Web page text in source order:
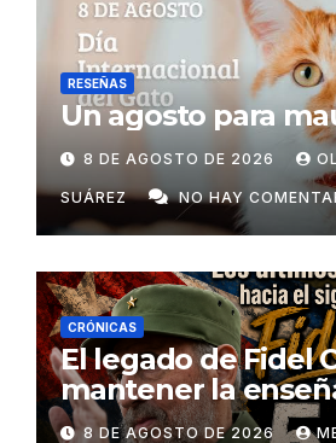
RESEÑAS
Un agosto para
8 DE AGOSTO DE 2026
SUÁREZ NO HAY
CRÓNICAS
El legado de Fidel
mantener la
como un derecho
8 DE AGOSTO DE 2026